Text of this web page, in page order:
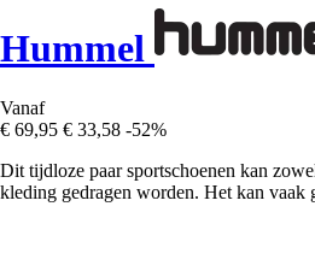
Hummel
Vanaf
€ 69,95 € 33,58 -52%
Dit tijdloze paar sportschoenen kan
kleding gedragen worden. Het kan vaak